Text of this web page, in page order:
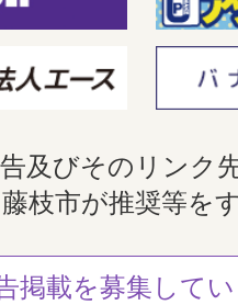
及びそのリンク
枝市が推奨等を
掲載を募集して